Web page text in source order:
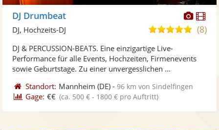
DJ Drumbeat
4,8(8)
DJ, Hochzeits-DJ
DJ & PERCUSSION-BEATS. Eine einzigartige Live-
Performance für alle Events, Hochzeiten, Firmenevents
sowie Geburtstage. Zu einer unvergesslichen ...
Standort: Mannheim (DE) -96 km von Sindelfingen
Gage: €€ (ca. 500 € - 1800 € pro Auftritt)